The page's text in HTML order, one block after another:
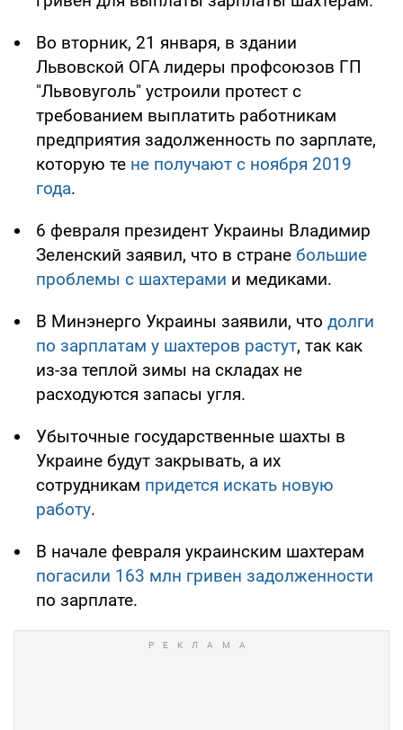
Во вторник, 21 января, в здании
Львовской ОГА лидеры профсоюзов ГП
"Львовуголь" устроили протест с
требованием выплатить работникам
предприятия задолженность по зарплате,
которую те не получают с ноября 2019
года.
6 февраля президент Украины Владимир
Зеленский заявил, что в стране большие
проблемы с шахтерами и медиками.
В Минэнерго Украины заявили, что долги
по зарплатам у шахтеров растут, так как
из-за теплой зимы на складах не
расходуются запасы угля.
Убыточные государственные шахты в
Украине будут закрывать, а их
сотрудникам придется искать новую
работу.
В начале февраля украинским шахтерам
погасили 163 млн гривен задолженности
по зарплате.